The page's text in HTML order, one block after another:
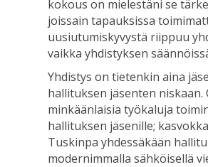
kokous on mielestäni se
joissain tapauksissa
uusiutumiskyvystä riippuu
vaikka yhdistyksen
Yhdistys on tietenkin aina
hallituksen jäsenten
minkäänlaisia työkaluja
hallituksen jäsenille;
Tuskinpa yhdessäkään
modernimmalla sähköisellä